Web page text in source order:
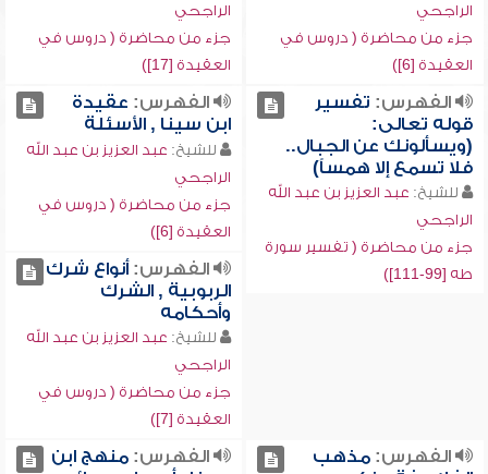
الراجحي
جزء من محاضرة ( دروس في
العقيدة [6])
الراجحي
جزء من محاضرة ( دروس في
العقيدة [17])
الفهرس: تفسير
قوله تعالى:
(ويسألونك عن الجبال..
فلا تسمع إلا همساً)
للشيخ: عبد العزيز بن عبد الله
الراجحي
جزء من محاضرة ( تفسير سورة
طه [99-111])
الفهرس: عقيدة
ابن سينا , الأسئلة
للشيخ: عبد العزيز بن عبد الله
الراجحي
جزء من محاضرة ( دروس في
العقيدة [6])
الفهرس:أنواع شرك
الربوبية , الشرك
وأحكامه
للشيخ: عبد العزيز بن عبد الله
الراجحي
جزء من محاضرة ( دروس في
العقيدة [7])
الفهرس:مذهب
الفهرس:منهج ابن